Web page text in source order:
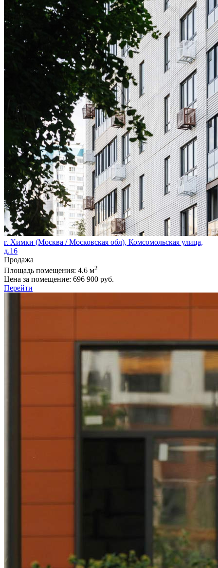
г. Химки (Москва / Московская обл), Комсомольская улица,
д.16
Продажа
Площадь помещения: 4.6 м2
Цена за помещение: 696 900 руб.
Перейти